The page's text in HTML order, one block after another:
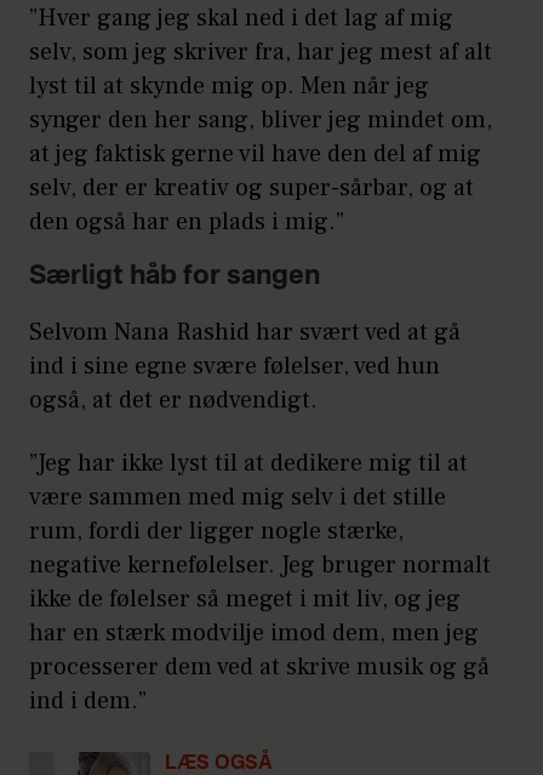
”Hver gang jeg skal ned i det lag af mig
selv, som jeg skriver fra, har jeg mest af alt
lyst til at skynde mig op. Men når jeg
synger den her sang, bliver jeg mindet om,
at jeg faktisk gerne vil have den del af mig
selv, der er kreativ og super-sårbar, og at
den også har en plads i mig.”
Særligt håb for sangen
Selvom Nana Rashid har svært ved at gå
ind i sine egne svære følelser, ved hun
også, at det er nødvendigt.
”Jeg har ikke lyst til at dedikere mig til at
være sammen med mig selv i det stille
rum, fordi der ligger nogle stærke,
negative kernefølelser. Jeg bruger normalt
ikke de følelser så meget i mit liv, og jeg
har en stærk modvilje imod dem, men jeg
processerer dem ved at skrive musik og gå
ind i dem.”
LÆS OGSÅ